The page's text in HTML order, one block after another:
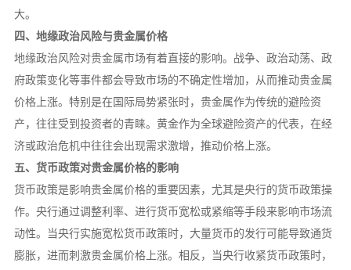
大。
四、地缘政治风险与贵金属价格
地缘政治风险对贵金属市场有着直接的影响。战争、政治动荡、政
府政策变化等事件都会导致市场的不确定性增加，从而推动贵金属
价格上涨。特别是在国际局势紧张时，贵金属作为传统的避险资
产，往往受到投资者的青睐。黄金作为全球避险资产的代表，在经
济或政治危机中往往会出现需求激增，推动价格上涨。
五、货币政策对贵金属价格的影响
货币政策是影响贵金属价格的重要因素，尤其是央行的货币政策操
作。央行通过调整利率、进行货币宽松或紧缩等手段来影响市场流
动性。当央行实施宽松货币政策时，大量货币的发行可能导致通货
膨胀，进而刺激贵金属价格上涨。相反，当央行收紧货币政策时，